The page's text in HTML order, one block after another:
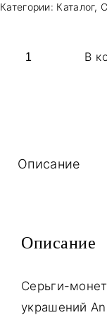
Категории: Каталог,
Количество
В
Описание
Описание
Серьги-
украшений